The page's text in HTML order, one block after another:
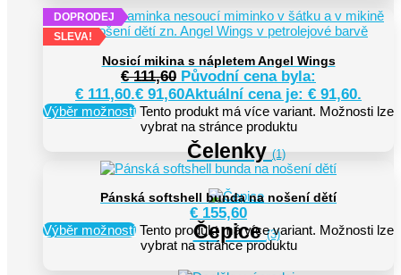
Čelenky (1)
Čepice(3)
DOPRODEJ
SLEVA!
Nosicí mikina s nápletem Angel Wings
€111,60 Původní cena byla:
€ 111,60.€ 91,60Aktuální cena je: € 91,60.
Výběr možností Tento produkt má více variant. Možnosti lze
vybrat na stránce produktu
Pánská softshell bunda na nošení dětí
€ 155,60
Výběr možností Tento produkt má více variant. Možnosti lze
vybrat na stránce produktu